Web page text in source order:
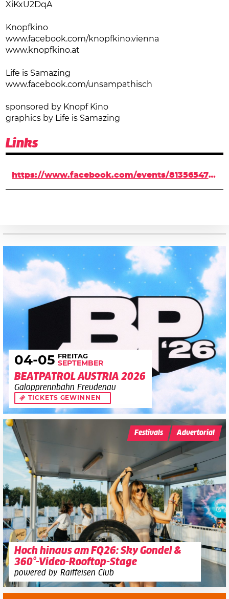
XiKxU2DqA
Knopfkino
www.facebook.com/knopfkino.vienna
www.knopfkino.at
Life is Samazing
www.facebook.com/unsampathisch
sponsored by Knopf Kino
graphics by Life is Samazing
Links
https://www.facebook.com/events/813565478823203/
04-05 FREITAG
SEPTEMBER
BEATPATROL AUSTRIA 2026
Galopprennbahn Freudenau
TICKETS GEWINNEN
Hoch hinaus am FQ26: Sky Gondel &
360°-Video-Rooftop-Stage
powered by Raiffeisen Club
Festivals Advertorial